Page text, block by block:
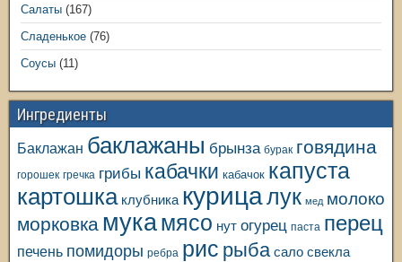
Салаты (167)
Сладенькое (76)
Соусы (11)
Ингредиенты
Баклажан баклажаны брынза бурак говядина
горошек гречка грибы кабачки кабачок капуста
картошка клубника курицалук мед молоко
морковка мукамясо нут огурец паста перец
печень помидоры ребра рис рыба сало свекла